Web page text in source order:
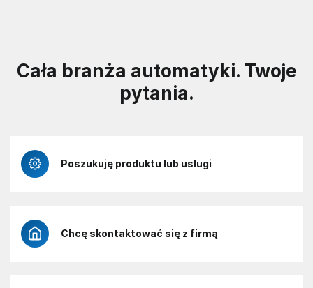
Cała branża automatyki. Twoje
pytania.
Poszukuję produktu lub usługi
Chcę skontaktować się z firmą